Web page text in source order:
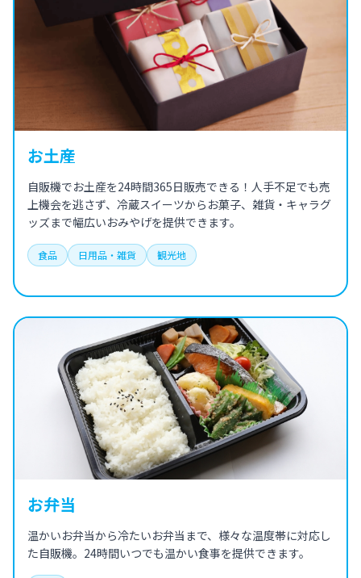
お土産
自販機でお土産を24時間365日販売できる！人手不足でも売
上機会を逃さず、冷蔵スイーツからお菓子、雑貨・キャラグ
ッズまで幅広いおみやげを提供できます。
食品 日用品・雑貨 観光地
お弁当
温かいお弁当から冷たいお弁当まで、様々な温度帯に対応し
た自販機。24時間いつでも温かい食事を提供できます。